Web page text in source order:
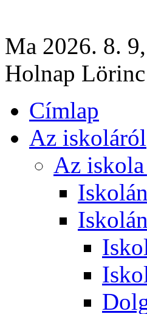
Ma 2026. 8.
Holnap
Címlap
Az iskoláról
Az